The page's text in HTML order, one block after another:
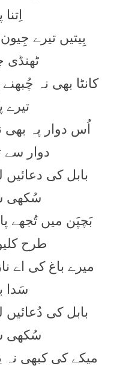
بِیتیں تیرے
ٹھنڈی
کانٹا بھی نہ
تیرے
اُس دوار پہ بھی
دوار سے
بابل کی دعائیں
سُکھی
بَچپَن میں تُجھے
طرح
میرے باغ کی اے
سَدا
بابل کی دُعائیں
سُکھی
میکے کی کبھی نہ